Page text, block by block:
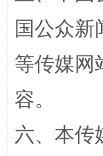
国公众新
等传媒网
容。
六、本传